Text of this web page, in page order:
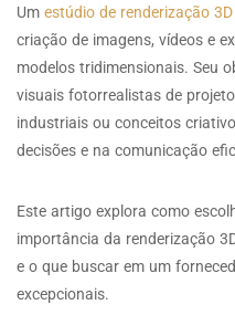
Um estúdio de renderização 3D
criação de imagens, vídeos e
modelos tridimensionais. Seu
visuais fotorrealistas de
industriais ou conceitos
decisões e na comunicação
Este artigo explora como
importância da renderização
e o que buscar em um
excepcionais.